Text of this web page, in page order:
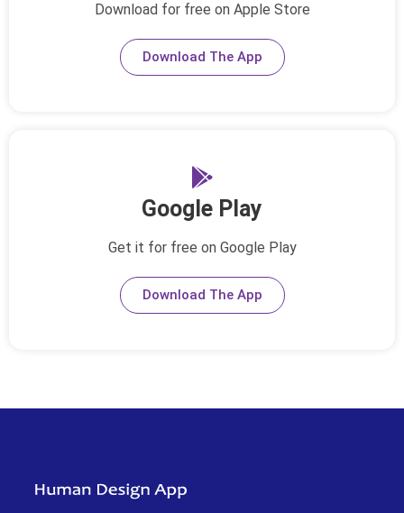
Download for free on Apple Store
Download The App
Google Play
Get it for free on Google Play
Download The App